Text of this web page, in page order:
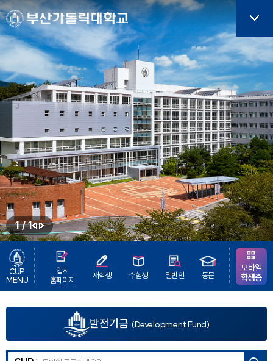
주메뉴로 가기
본문으로 가기
하단으로 가기
1/1이
전
버
튼
정
지
CUP
MENU
입시
홈페이지
재학생 수험생 일반인 동문
모바일
학생증
발전기금 (Development Fund)